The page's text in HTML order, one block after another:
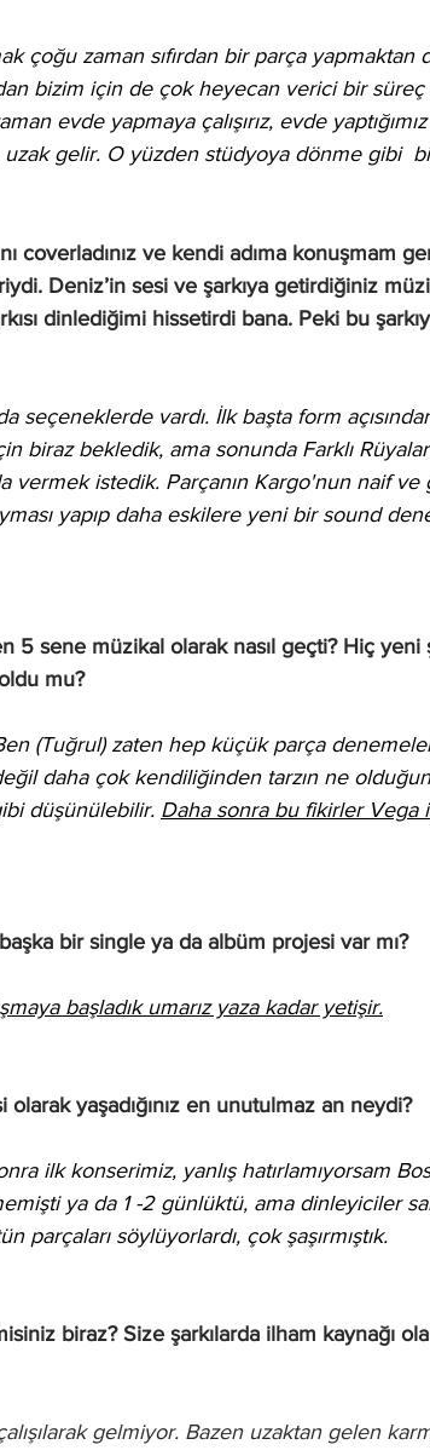
çoğu zaman sıfırdan bir parça yapmaktan
bizim için de çok heyecan verici bir süreç
evde yapmaya çalışırız, evde
gelir. O yüzden stüdyoya dönme gibi
coverladınız ve kendi adıma konuşmam
Deniz’in sesi ve şarkıya getirdiğiniz
dinlediğimi hissetirdi bana. Peki bu
seçeneklerde vardı. İlk başta form
biraz bekledik, ama sonunda Farklı
vermek istedik. Parçanın Kargo'nun naif ve
yapıp daha eskilere yeni bir sound
5 sene müzikal olarak nasıl geçti? Hiç yeni
mu?
(Tuğrul) zaten hep küçük parça
daha çok kendiliğinden tarzın ne
düşünülebilir. Daha sonra bu fikirler Vega
bir single ya da albüm projesi var mı?
başladık umarız yaza kadar yetişir.
yaşadığınız en unutulmaz an neydi?
ilk konserimiz, yanlış hatırlamıyorsam
ya da 1 -2 günlüktü, ama dinleyiciler
parçaları söylüyorlardı, çok şaşırmıştık.
biraz? Size şarkılarda ilham kaynağı
gelmiyor. Bazen uzaktan gelen